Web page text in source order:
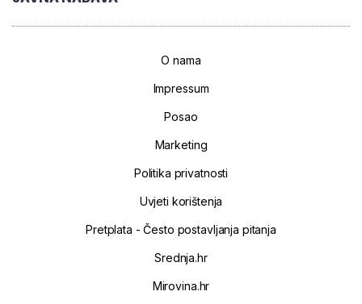
O nama
Impressum
Posao
Marketing
Politika privatnosti
Uvjeti korištenja
Pretplata - Često postavljanja pitanja
Srednja.hr
Mirovina.hr